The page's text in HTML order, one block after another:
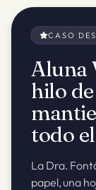
CASO
Aluna
hilo
todo
La Dra.
papel, una